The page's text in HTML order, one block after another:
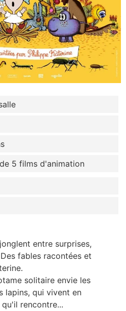
5 films d'animation
entre surprises,
fables racontées et
solitaire envie les
lapins, qui vivent en
rencontre...